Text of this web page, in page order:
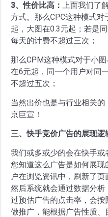
3、性价比高：上面我们了
方式。那么CPC这种模式
起，大图在0.3元起；若是
每天的计费不超过三次；
那么CPM这种模式对于小
在6元起，同一个用户对同
不超过五次；
当然出价也是与行业相关
京巨宣！
三、快手竞价广告的展现逻
我们或多或少的会在快手
您知道这么广告是如何展
户在浏览资讯中，刷新了页
然后系统就会通过数据分
过预估广告的点击率，会
做推广，能根据广告性质、